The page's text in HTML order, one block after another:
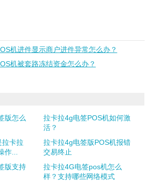
机进件显示商户进件异常怎么办？
机被套路冻结资金怎么办？
版怎么
拉卡拉4g电签POS机如何激
活？
拉卡拉
...
拉卡拉4g电签版POS机报错
交易终止
版支持
拉卡拉4G电签pos机怎么
样？支持哪些网络模式